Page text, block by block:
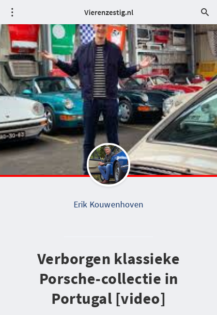
Vierenzestig.nl
Erik Kouwenhoven
Verborgen klassieke
Porsche-collectie in
Portugal [video]